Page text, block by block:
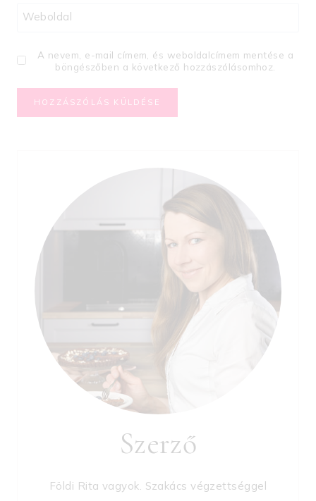
Weboldal
A nevem, e-mail címem, és weboldalcímem mentése a
böngészőben a következő hozzászólásomhoz.
Szerző
Földi Rita vagyok. Szakács végzettséggel